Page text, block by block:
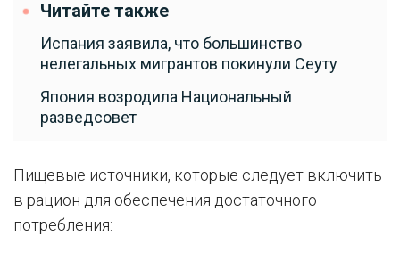
Читайте также
Испания заявила, что большинство
нелегальных мигрантов покинули Сеуту
Япония возродила Национальный
разведсовет
Пищевые источники, которые следует включить
в рацион для обеспечения достаточного
потребления: